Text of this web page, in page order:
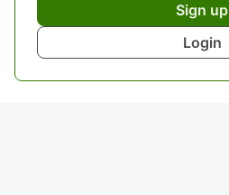
Sign up
Login